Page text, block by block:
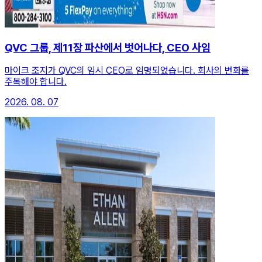
QVC 그룹, 제11장 파산에서 벗어나다, CEO 사임
마이크 조지가 QVC의 임시 CEO로 임명되었습니다. 회사의 변화를
주목해야 합니다.
2026. 08. 07